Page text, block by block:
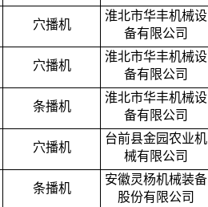
穴播机
淮北市华丰机械设
备有限公司
穴播机
淮北市华丰机械设
备有限公司
条播机
淮北市华丰机械设
备有限公司
穴播机
台前县金园农业机
械有限公司
条播机
安徽灵杨机械装备
股份有限公司